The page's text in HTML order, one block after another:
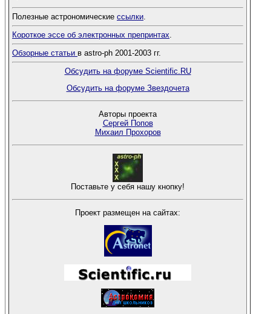
Полезные астрономические ссылки.
Короткое эссе об электронных препринтах.
Обзорные статьи в astro-ph 2001-2003 гг.
Обсудить на форуме Scientific.RU
Обсудить на форуме Звездочета
Авторы проекта
Сергей Попов
Михаил Прохоров
Поставьте у себя нашу кнопку!
Проект размещен на сайтах: